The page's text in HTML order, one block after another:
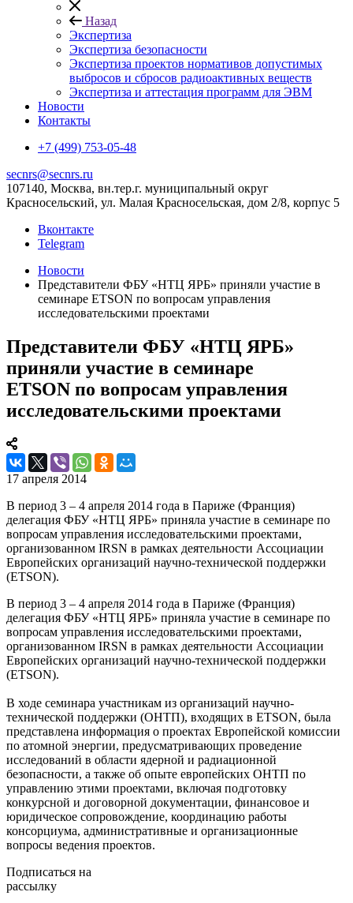
Назад
Экспертиза
Экспертиза безопасности
Экспертиза проектов нормативов допустимых
выбросов и сбросов радиоактивных веществ
Экспертиза и аттестация программ для ЭВМ
Новости
Контакты
+7 (499) 753-05-48
secnrs@secnrs.ru
107140, Москва, вн.тер.г. муниципальный округ
Красносельский, ул. Малая Красносельская, дом 2/8, корпус 5
Вконтакте
Telegram
Новости
Представители ФБУ «НТЦ ЯРБ» приняли участие в
семинаре ETSON по вопросам управления
исследовательскими проектами
Представители ФБУ «НТЦ ЯРБ»
приняли участие в семинаре
ETSON по вопросам управления
исследовательскими проектами
17 апреля 2014
В период 3 – 4 апреля 2014 года в Париже (Франция)
делегация ФБУ «НТЦ ЯРБ» приняла участие в семинаре по
вопросам управления исследовательскими проектами,
организованном IRSN в рамках деятельности Ассоциации
Европейских организаций научно-технической поддержки
(ETSON).
В период 3 – 4 апреля 2014 года в Париже (Франция)
делегация ФБУ «НТЦ ЯРБ» приняла участие в семинаре по
вопросам управления исследовательскими проектами,
организованном IRSN в рамках деятельности Ассоциации
Европейских организаций научно-технической поддержки
(ETSON).
В ходе семинара участникам из организаций научно-
технической поддержки (ОНТП), входящих в ETSON, была
представлена информация о проектах Европейской комиссии
по атомной энергии, предусматривающих проведение
исследований в области ядерной и радиационной
безопасности, а также об опыте европейских ОНТП по
управлению этими проектами, включая подготовку
конкурсной и договорной документации, финансовое и
юридическое сопровождение, координацию работы
консорциума, административные и организационные
вопросы ведения проектов.
Подписаться на
рассылку